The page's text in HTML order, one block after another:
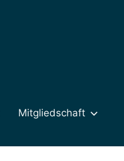
Mitgliedschaft